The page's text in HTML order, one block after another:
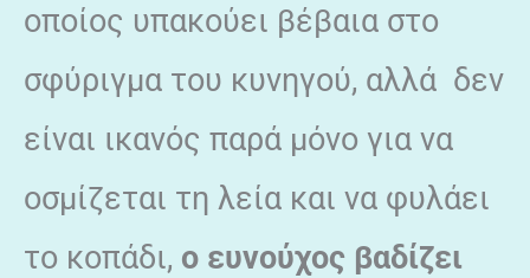
οποίος υπακούει βέβαια στο
σφύριγμα του κυνηγού, αλλά δεν
είναι ικανός παρά μόνο για να
οσμίζεται τη λεία και να φυλάει
το κοπάδι, ο ευνούχος βαδίζει